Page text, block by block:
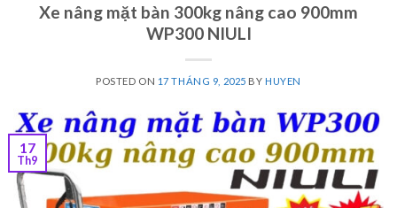
Xe nâng mặt bàn 300kg nâng cao 900mm
WP300 NIULI
POSTED ON 17 THÁNG 9, 2025 BY HUYEN
17
Th9